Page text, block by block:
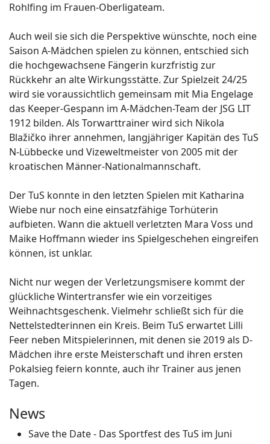
Rohlfing im Frauen-Oberligateam.
Auch weil sie sich die Perspektive wünschte, noch eine
Saison A-Mädchen spielen zu können, entschied sich
die hochgewachsene Fängerin kurzfristig zur
Rückkehr an alte Wirkungsstätte. Zur Spielzeit 24/25
wird sie voraussichtlich gemeinsam mit Mia Engelage
das Keeper-Gespann im A-Mädchen-Team der JSG LIT
1912 bilden. Als Torwarttrainer wird sich Nikola
Blažičko ihrer annehmen, langjähriger Kapitän des TuS
N-Lübbecke und Vizeweltmeister von 2005 mit der
kroatischen Männer-Nationalmannschaft.
Der TuS konnte in den letzten Spielen mit Katharina
Wiebe nur noch eine einsatzfähige Torhüterin
aufbieten. Wann die aktuell verletzten Mara Voss und
Maike Hoffmann wieder ins Spielgeschehen eingreifen
können, ist unklar.
Nicht nur wegen der Verletzungsmisere kommt der
glückliche Wintertransfer wie ein vorzeitiges
Weihnachtsgeschenk. Vielmehr schließt sich für die
Nettelstedterinnen ein Kreis. Beim TuS erwartet Lilli
Feer neben Mitspielerinnen, mit denen sie 2019 als D-
Mädchen ihre erste Meisterschaft und ihren ersten
Pokalsieg feiern konnte, auch ihr Trainer aus jenen
Tagen.
News
Save the Date - Das Sportfest des TuS im Juni